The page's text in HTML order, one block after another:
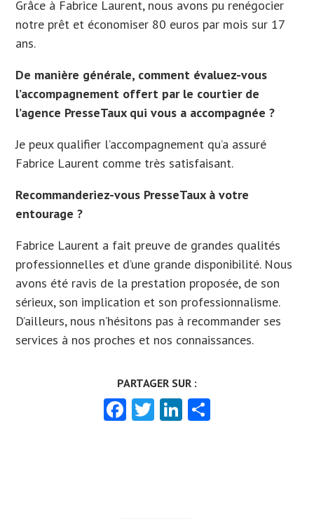
Grâce à Fabrice Laurent, nous avons pu renégocier
notre prêt et économiser 80 euros par mois sur 17
ans.
De manière générale, comment évaluez-vous
l’accompagnement offert par le courtier de
l’agence PresseTaux qui vous a accompagnée ?
Je peux qualifier l’accompagnement qu’a assuré
Fabrice Laurent comme très satisfaisant.
Recommanderiez-vous PresseTaux à votre
entourage ?
Fabrice Laurent a fait preuve de grandes qualités
professionnelles et d’une grande disponibilité. Nous
avons été ravis de la prestation proposée, de son
sérieux, son implication et son professionnalisme.
D’ailleurs, nous n’hésitons pas à recommander ses
services à nos proches et nos connaissances.
Facebook
TwitterLinkedIn